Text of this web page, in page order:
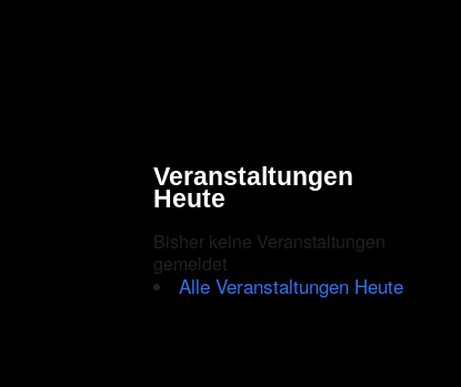
Veranstaltungen
Heute
Bisher keine Veranstaltungen
gemeldet
Alle Veranstaltungen Heute